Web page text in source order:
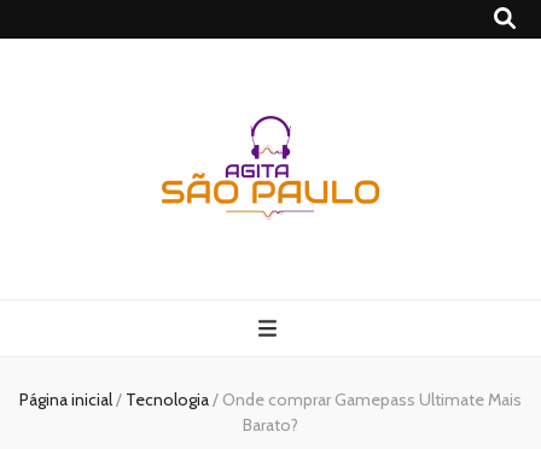
Agito
Página inicial/ Tecnologia/ Onde comprar Gamepass Ultimate Mais
Barato?